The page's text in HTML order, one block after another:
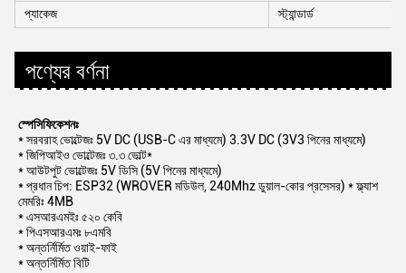
প্যাকেজ
স্ট্যান্ডার্ড
পণ্যের বর্ণনা
স্পেসিফিকেশনঃ
* সরবরাহ ভোল্টেজঃ 5V DC (USB-C এর মাধ্যমে) 3.3V DC (3V3 পিনের মাধ্যমে)
* জিপিআইও ভোল্টেজঃ ৩.৩ ভোল্ট*
* আউটপুট ভোল্টেজঃ 5V ডিসি (5V পিনের মাধ্যমে)
* প্রধান চিপ: ESP32 (WROVER মডিউল, 240Mhz ডুয়াল-কোর প্রসেসর) * ফ্ল্যাশ
মেমরিঃ 4MB
* এসআরএমইঃ ৫২০ কেবি
* পিএসআরএমঃ ৮এমবি
* অন্তর্নির্মিত ওয়াই-ফাই
* অন্তর্নির্মিত বিটি